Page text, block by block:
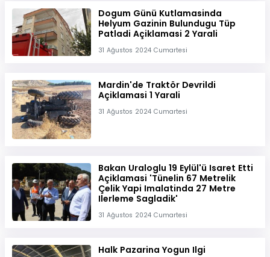
Dogum Günü Kutlamasinda
Helyum Gazinin Bulundugu Tüp
Patladi Açiklamasi 2 Yarali
31 Ağustos 2024 Cumartesi
Mardin'de Traktör Devrildi
Açiklamasi 1 Yarali
31 Ağustos 2024 Cumartesi
Bakan Uraloglu 19 Eylül'ü Isaret Etti
Açiklamasi 'Tünelin 67 Metrelik
Çelik Yapi Imalatinda 27 Metre
Ilerleme Sagladik'
31 Ağustos 2024 Cumartesi
Halk Pazarina Yogun Ilgi